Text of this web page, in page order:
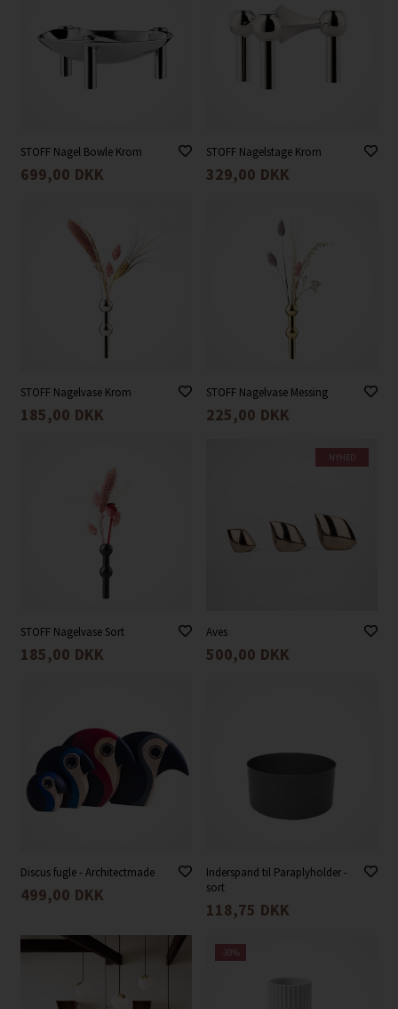
STOFF Nagel Bowle Krom
699,00 DKK
STOFF Nagelstage Krom
329,00 DKK
STOFF Nagelvase Krom
185,00 DKK
STOFF Nagelvase Messing
225,00 DKK
STOFF Nagelvase Sort
185,00 DKK
NYHED
Aves
500,00 DKK
Discus fugle - Architectmade
499,00 DKK
Inderspand til Paraplyholder -
sort
118,75 DKK
-30%